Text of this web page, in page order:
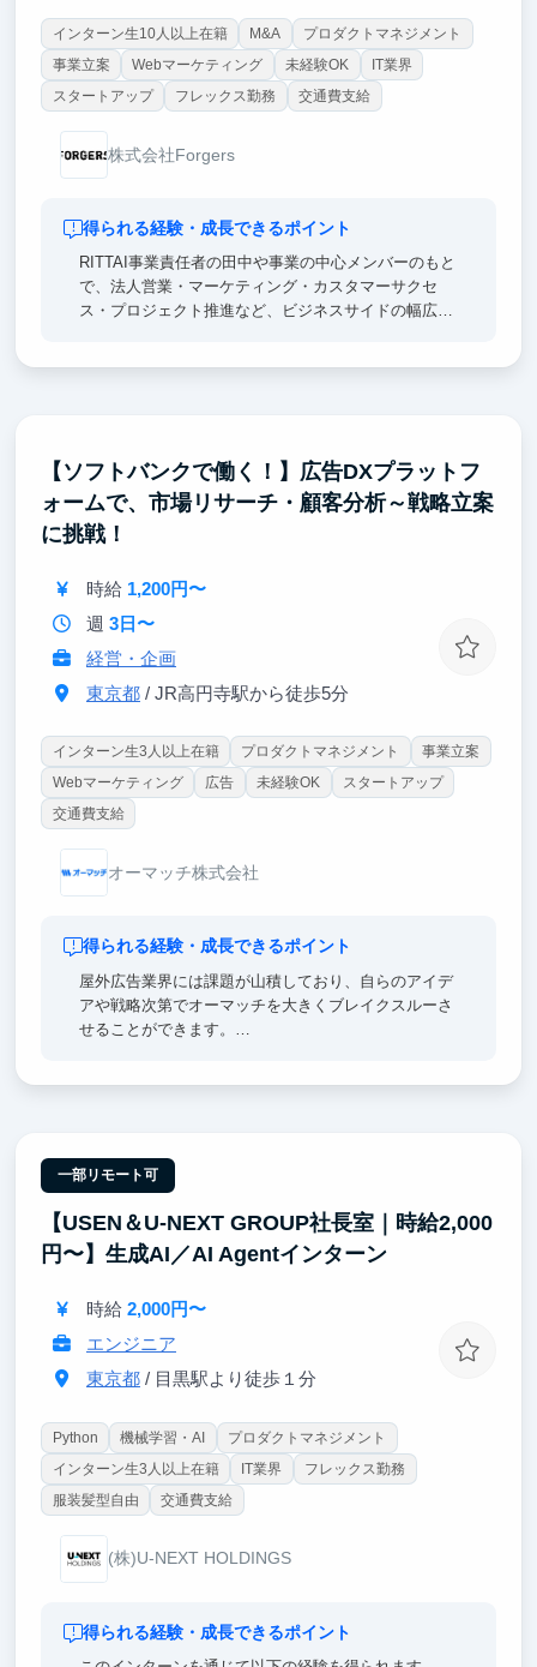
インターン生10人以上在籍 M&A
プロダクトマネジメント
事業立案
Webマーケティング 未経験OK
IT業界
スタートアップ
フレックス勤務 交通費支給
株式会社Forgers
得られる経験・成長できるポイント
RITTAI事業責任者の田中や事業の中心メンバーのもと
で、法人営業・マーケティング・カスタマーサクセ
ス・プロジェクト推進など、ビジネスサイドの幅広い
スタートアップが成長していく過程を間近で体感でき
るため、就活でも「自分で考え、行動し、成果につな
げた経験」として語りやすい実践的なエピソードを得
られます。
【ソフトバンクで働く！】広告DXプラットフ
ォームで、市場リサーチ・顧客分析～戦略立案
に挑戦！
時給 1,200円〜
週 3日〜
経営・企画
東京都/ JR高円寺駅から徒歩5分
インターン生3人以上在籍 プロダクトマネジメント
事業立案
Webマーケティング
広告 未経験OK
スタートアップ
交通費支給
オーマッチ株式会社
得られる経験・成長できるポイント
屋外広告業界には課題が山積しており、自らのアイデ
アや戦略次第でオーマッチを大きくブレイクスルーさ
せることができます。
・顧客環境の分析、戦略立案の経験
・スタートアップの働き方、意思決定の速さの体感
・急成長していく会社の中身がどうなっていくのかの
体験
・社長、役員からのフィードバックによる成長機会
一部リモート可
【USEN＆U-NEXT GROUP社長室｜時給2,000
円〜】生成AI／AI Agentインターン
時給 2,000円〜
エンジニア
東京都/ 目黒駅より徒歩１分
Python 機械学習・AI
プロダクトマネジメント
インターン生3人以上在籍
IT業界
フレックス勤務
服装髪型自由
交通費支給
(株)U-NEXT HOLDINGS
得られる経験・成長できるポイント